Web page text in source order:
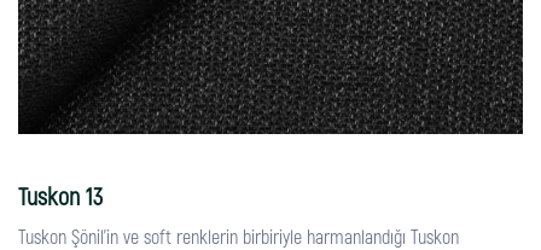
Tuskon 13
Tuskon Şönil'in ve soft renklerin birbiriyle harmanlandığı Tuskon